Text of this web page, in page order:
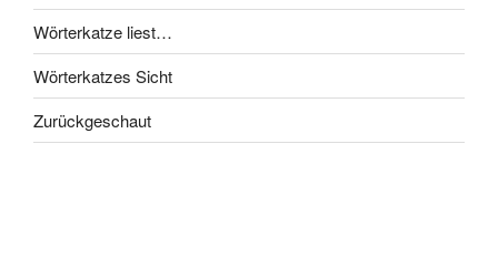
Wörterkatze liest…
Wörterkatzes Sicht
Zurückgeschaut